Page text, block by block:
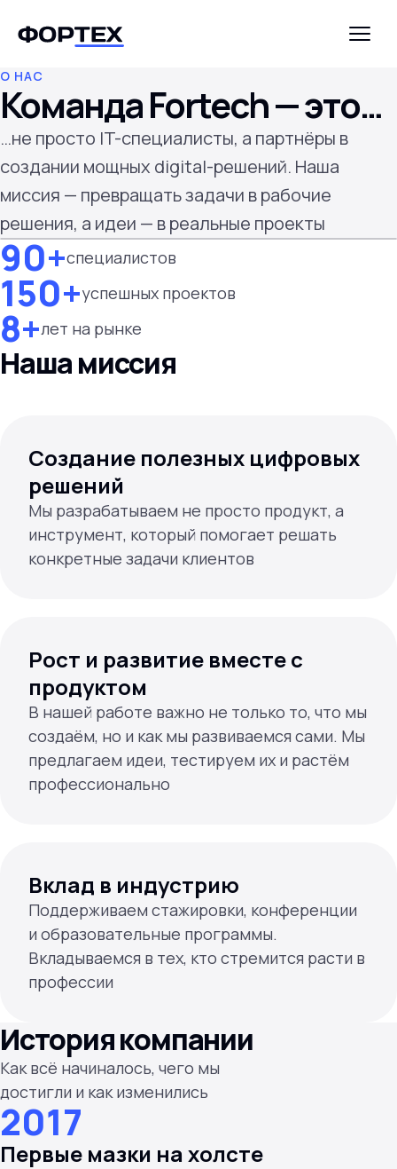
О НАС
Команда Fortech — это…
…не просто IT-специалисты, а партнёры в
создании мощных digital-решений. Наша
миссия — превращать задачи в рабочие
решения, а идеи — в реальные проекты
90+специалистов
150+успешных проектов
8+лет на рынке
Наша миссия
Создание полезных цифровых
решений
Мы разрабатываем не просто продукт, а
инструмент, который помогает решать
конкретные задачи клиентов
Рост и развитие вместе с
продуктом
В нашей работе важно не только то, что мы
создаём, но и как мы развиваемся сами. Мы
предлагаем идеи, тестируем их и растём
профессионально
Вклад в индустрию
Поддерживаем стажировки, конференции
и образовательные программы.
Вкладываемся в тех, кто стремится расти в
профессии
История компании
Как всё начиналось, чего мы
достигли и как изменились
2017
Первые мазки на холсте